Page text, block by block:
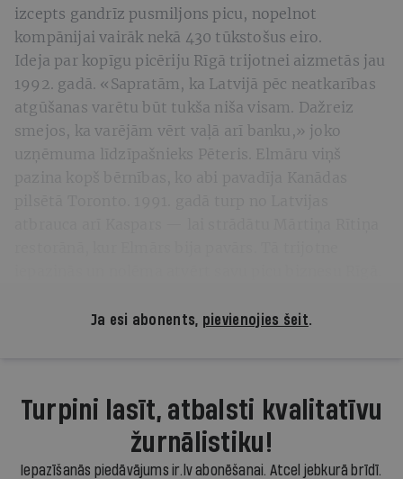
izcepts gandrīz pusmiljons picu, nopelnot
kompānijai vairāk nekā 430 tūkstošus eiro.
Ideja par kopīgu picēriju Rīgā trijotnei aizmetās jau
1992. gadā. «Sapratām, ka Latvijā pēc neatkarības
atgūšanas varētu būt tukša niša visam. Dažreiz
smejos, ka varējām vērt vaļā arī banku,» joko
uzņēmuma līdzīpašnieks Pēteris. Elmāru viņš
Ja esi abonents, pievienojies šeit.
Turpini lasīt, atbalsti kvalitatīvu
žurnālistiku!
Iepazīšanās piedāvājums ir.lv abonēšanai. Atcel jebkurā brīdī.